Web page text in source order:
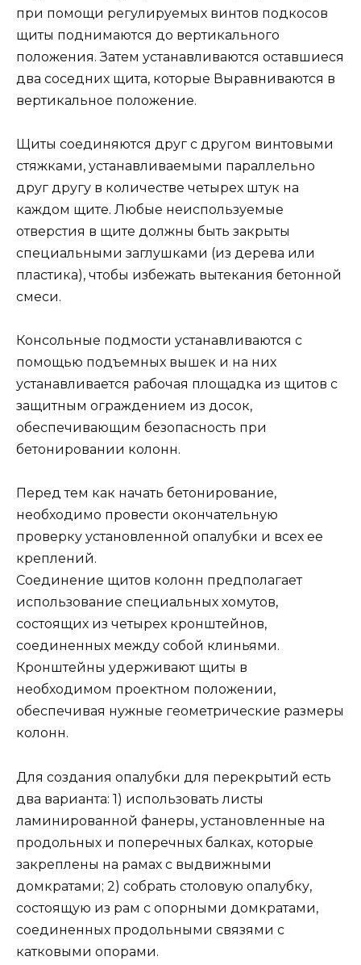
при помощи регулируемых винтов подкосов
щиты поднимаются до вертикального
положения. Затем устанавливаются оставшиеся
два соседних щита, которые Выравниваются в
вертикальное положение.
Щиты соединяются друг с другом винтовыми
стяжками, устанавливаемыми параллельно
друг другу в количестве четырех штук на
каждом щите. Любые неиспользуемые
отверстия в щите должны быть закрыты
специальными заглушками (из дерева или
пластика), чтобы избежать вытекания бетонной
смеси.
Консольные подмости устанавливаются с
помощью подъемных вышек и на них
устанавливается рабочая площадка из щитов с
защитным ограждением из досок,
обеспечивающим безопасность при
бетонировании колонн.
Перед тем как начать бетонирование,
необходимо провести окончательную
проверку установленной опалубки и всех ее
креплений.
Соединение щитов колонн предполагает
использование специальных хомутов,
состоящих из четырех кронштейнов,
соединенных между собой клиньями.
Кронштейны удерживают щиты в
необходимом проектном положении,
обеспечивая нужные геометрические размеры
колонн.
Для создания опалубки для перекрытий есть
два варианта: 1) использовать листы
ламинированной фанеры, установленные на
продольных и поперечных балках, которые
закреплены на рамах с выдвижными
домкратами; 2) собрать столовую опалубку,
состоящую из рам с опорными домкратами,
соединенных продольными связями с
катковыми опорами.